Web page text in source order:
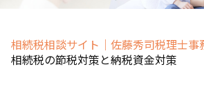
相続税相談サイト｜佐藤秀司税理士事
相続税の節税対策と納税資金対策